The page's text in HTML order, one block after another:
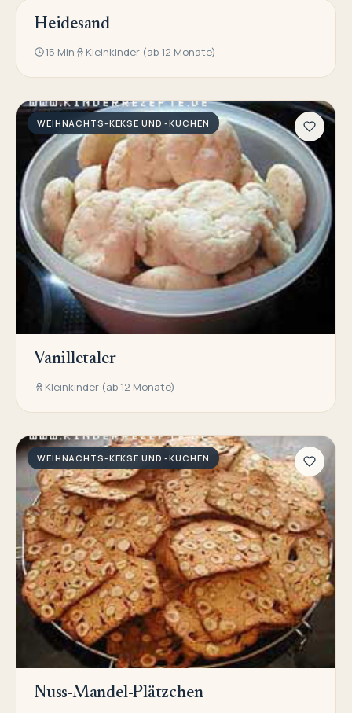
WEIHNACHTS-KEKSE UND -KUCHEN
Heidesand
15 Min Kleinkinder (ab 12 Monate)
WEIHNACHTS-KEKSE UND -KUCHEN
Vanilletaler
Kleinkinder (ab 12 Monate)
WEIHNACHTS-KEKSE UND -KUCHEN
Nuss-Mandel-Plätzchen